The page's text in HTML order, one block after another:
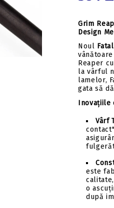
Tolbe & huse sageti
Mecanisme
Stringer
Componente
Grim
Design
Noul
Reaper
la vârful
lamelor,
gata să
Inovațiile
Vârf
este
o
după